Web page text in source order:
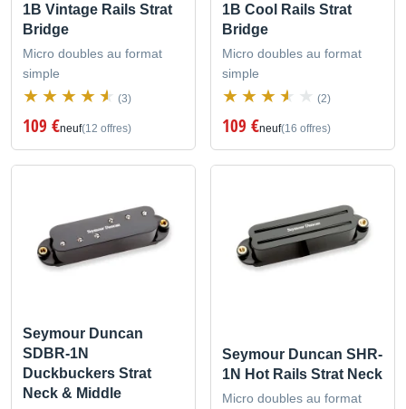
1B Vintage Rails Strat
Bridge
Micro doubles au format
simple
(3)
109 €neuf(12 offres)
1B Cool Rails Strat
Bridge
Micro doubles au format
simple
(2)
109 €neuf(16 offres)
Seymour Duncan
SDBR-1N
Duckbuckers Strat
Neck & Middle
Seymour Duncan SHR-
1N Hot Rails Strat Neck
Micro doubles au format